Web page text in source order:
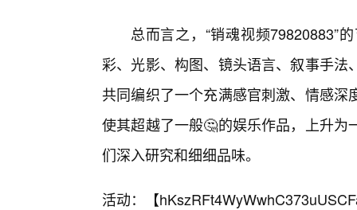
总而言之，“销魂视频79820883”
彩、光影、构图、镜头语言、叙事手
共同编织了一个充满感官刺激、情感
使其超越了一般🤔的娱乐作品，上升
们深入研究和细细品味。
活动：【